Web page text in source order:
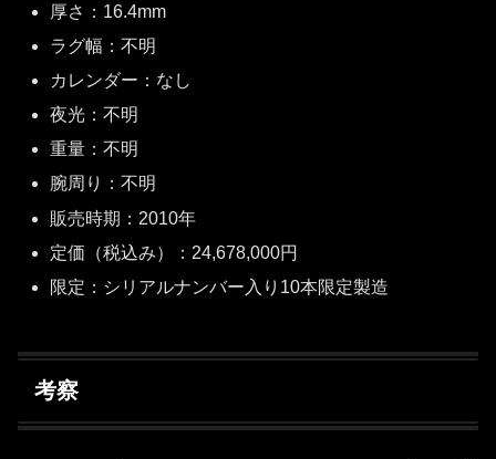
厚さ：16.4mm
ラグ幅：不明
カレンダー：なし
夜光：不明
重量：不明
腕周り：不明
販売時期：2010年
定価（税込み）：24,678,000円
限定：シリアルナンバー入り10本限定製造
考察